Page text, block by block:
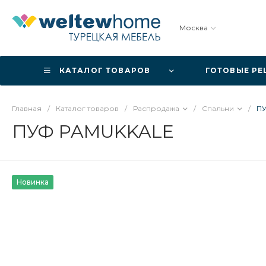
Москва
КАТАЛОГ ТОВАРОВ ГОТОВЫЕ
Главная / Каталог товаров / Распродажа / Спальни /
ПУФ PAMUKKALE
Новинка